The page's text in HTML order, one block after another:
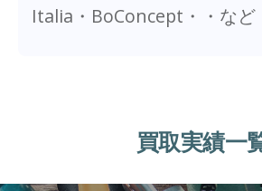
Italia・BoConcept・・など
買取実績一